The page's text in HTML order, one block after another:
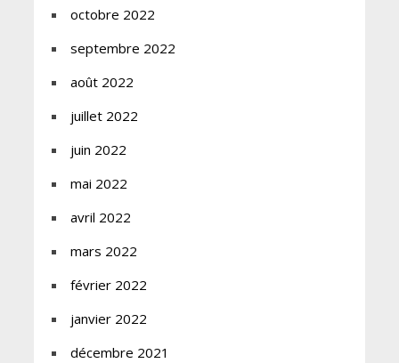
octobre 2022
septembre 2022
août 2022
juillet 2022
juin 2022
mai 2022
avril 2022
mars 2022
février 2022
janvier 2022
décembre 2021